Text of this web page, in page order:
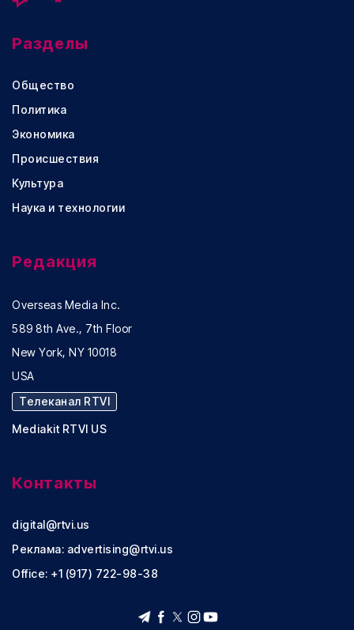
Разделы
Общество
Политика
Экономика
Происшествия
Культура
Наука и технологии
Редакция
Overseas Media Inc.
589 8th Ave., 7th Floor
New York, NY 10018
USA
Телеканал RTVI
Mediakit RTVI US
Контакты
digital@rtvi.us
Реклама: advertising@rtvi.us
Office: +1 (917) 722-98-38